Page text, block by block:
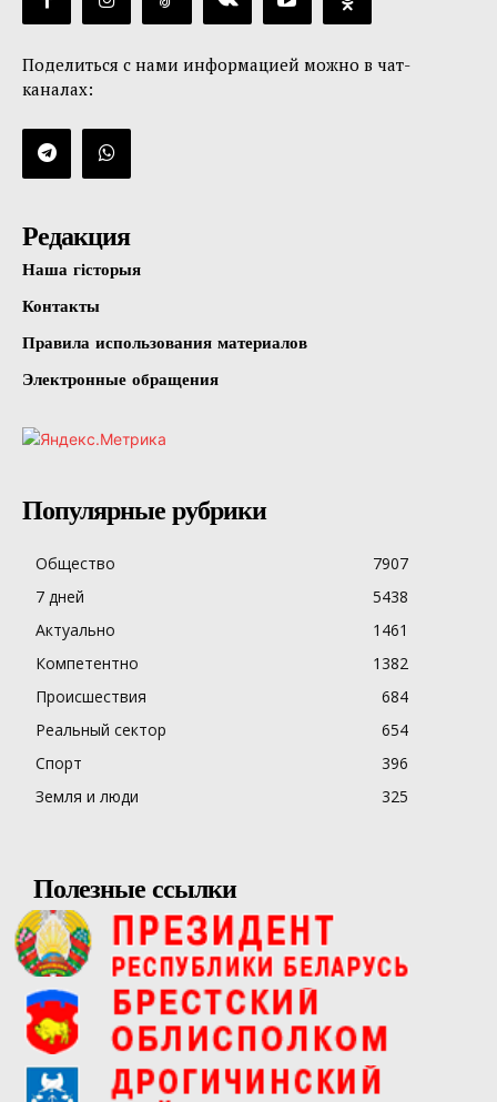
Поделиться с нами информацией можно в чат-
каналах:
Редакция
Наша гісторыя
Контакты
Правила использования материалов
Электронные обращения
Популярные рубрики
Общество
7907
7 дней
5438
Актуально
1461
Компетентно
1382
Происшествия
684
Реальный сектор
654
Спорт
396
Земля и люди
325
Полезные ссылки